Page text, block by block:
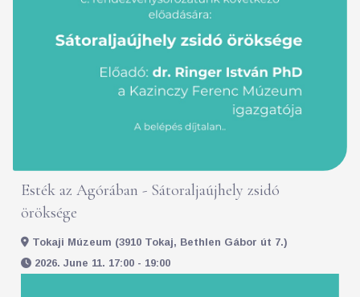
Esték az Agórában - Sátoraljaújhely zsidó
öröksége
Tokaji Múzeum (3910 Tokaj, Bethlen Gábor út 7.)
2026. June 11. 17:00 - 19:00